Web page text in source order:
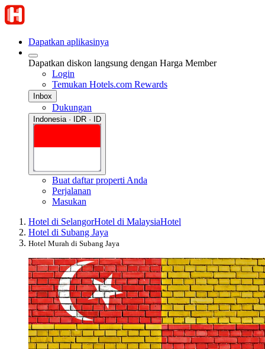
Dapatkan aplikasinya
Dapatkan diskon langsung dengan Harga Member
Login
Temukan Hotels.com Rewards
Inbox
Dukungan
Indonesia · IDR · ID
Buat daftar properti Anda
Perjalanan
Masukan
Hotel di SelangorHotel di MalaysiaHotel
Hotel di Subang Jaya
Hotel Murah di Subang Jaya